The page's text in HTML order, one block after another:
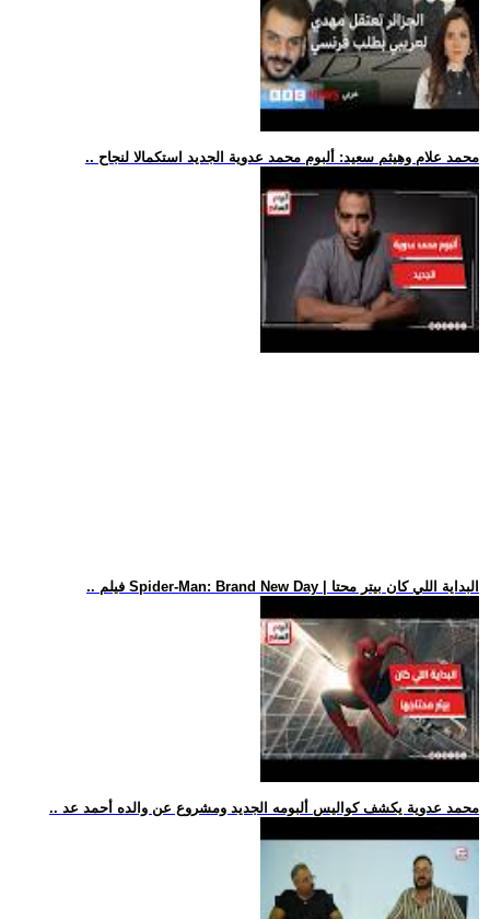
.. محمد علام وهيثم سعيد: ألبوم محمد عدوية الجديد استكمالا لنجاح
.. فيلم Spider-Man: Brand New Day | البداية اللي كان بيتر محتا
.. محمد عدوية يكشف كواليس ألبومه الجديد ومشروع عن والده أحمد عد